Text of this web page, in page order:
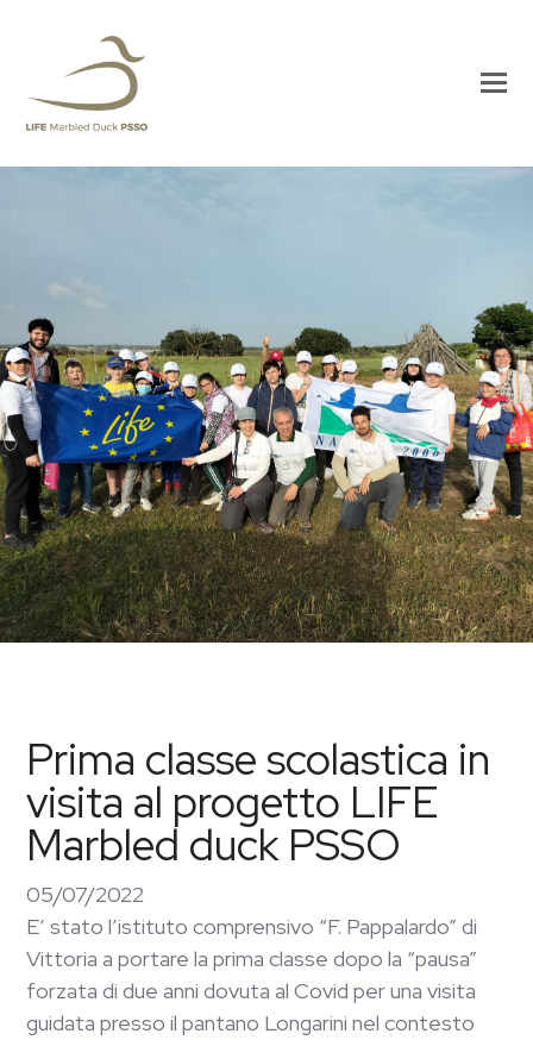
Prima classe scolastica in
visita al progetto LIFE
Marbled duck PSSO
05/07/2022
E’ stato l’istituto comprensivo “F. Pappalardo” di
Vittoria a portare la prima classe dopo la “pausa”
forzata di due anni dovuta al Covid per una visita
guidata presso il pantano Longarini nel contesto